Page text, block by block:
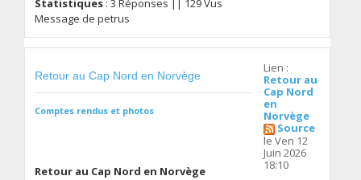
Statistiques : 3 Réponses || 129 Vus
Message de petrus
Retour au Cap Nord en Norvège
Comptes rendus et photos
Retour au Cap Nord en Norvège
Lien :
Retour au
Cap Nord
en
Norvège
Source
le Ven 12
Juin 2026
18:10